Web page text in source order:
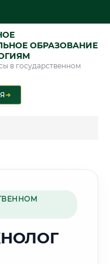
ОБРАЗОВАНИЕ
в государственном
➜